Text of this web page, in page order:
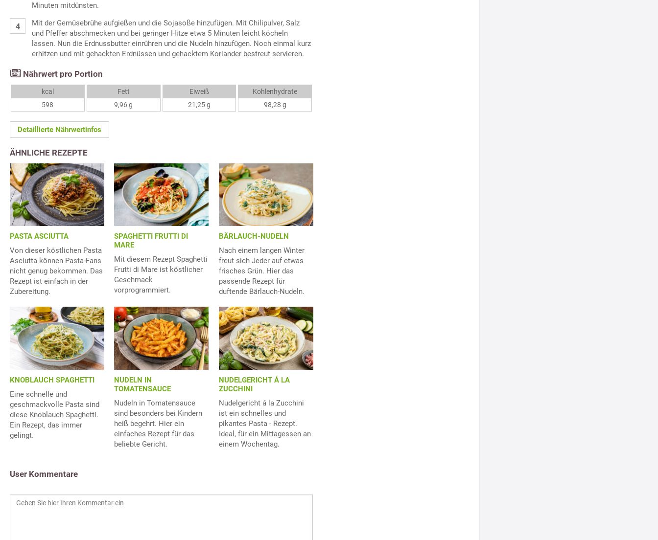
Minuten mitdünsten.
Mit der Gemüsebrühe aufgießen und die Sojasoße hinzufügen. Mit Chilipulver, Salz
und Pfeffer abschmecken und bei geringer Hitze etwa 5 Minuten leicht köcheln
lassen. Nun die Erdnussbutter einrühren und die Nudeln hinzufügen. Noch einmal kurz
erhitzen und mit gehackten Erdnüssen und gehacktem Koriander bestreut servieren.
Nährwert pro Portion
kcal
598
Fett
9,96 g
Eiweiß
21,25 g
Kohlenhydrate
98,28 g
Detaillierte Nährwertinfos
ÄHNLICHE REZEPTE
PASTA ASCIUTTA
Von dieser köstlichen Pasta
Asciutta können Pasta-Fans
nicht genug bekommen. Das
Rezept ist einfach in der
Zubereitung.
SPAGHETTI FRUTTI DI
MARE
Mit diesem Rezept Spaghetti
Frutti di Mare ist köstlicher
Geschmack
vorprogrammiert.
BÄRLAUCH-NUDELN
Nach einem langen Winter
freut sich Jeder auf etwas
frisches Grün. Hier das
passende Rezept für
duftende Bärlauch-Nudeln.
KNOBLAUCH SPAGHETTI
Eine schnelle und
geschmackvolle Pasta sind
diese Knoblauch Spaghetti.
Ein Rezept, das immer
gelingt.
NUDELN IN
TOMATENSAUCE
Nudeln in Tomatensauce
sind besonders bei Kindern
heiß begehrt. Hier ein
einfaches Rezept für das
beliebte Gericht.
NUDELGERICHT Á LA
ZUCCHINI
Nudelgericht á la Zucchini
ist ein schnelles und
pikantes Pasta - Rezept.
Ideal, für ein Mittagessen an
einem Wochentag.
User Kommentare